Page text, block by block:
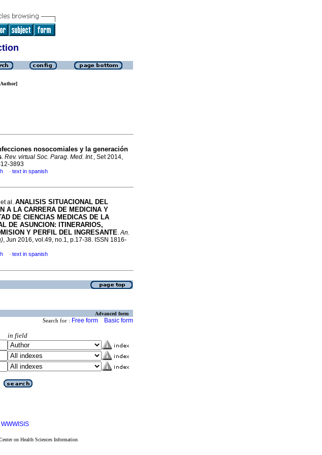
nosocomiales y la generación
. Rev. virtual Soc. Parag. Med. Int., Set 2014,
3893
· text in spanish
al. ANALISIS SITUACIONAL DEL
A LA CARRERA DE MEDICINA Y
DE CIENCIAS MEDICAS DE LA
DE ASUNCION: ITINERARIOS,
Y PERFIL DEL INGRESANTE.An.
, Jun 2016, vol.49, no.1, p.17-38. ISSN 1816-
· text in spanish
Advanced form
Search for : Free form Basic form
in field
WWWISIS
on Health Sciences Information